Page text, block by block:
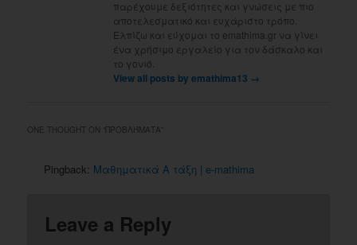
παρέχουμε δεξιότητες και γνώσεις με πιο
αποτελεσματικό και ευχάριστο τρόπο.
Ελπίζω και εύχομαι το emathima.gr να γίνει
ένα χρήσιμο εργαλείο για τον δάσκαλο και
το γονιό.
View all posts by emathima13 →
ONE THOUGHT ON “ΠΡΟΒΛΉΜΑΤΑ ”
Pingback: Μαθηματικά Α τάξη | e-mathima
Leave a Reply